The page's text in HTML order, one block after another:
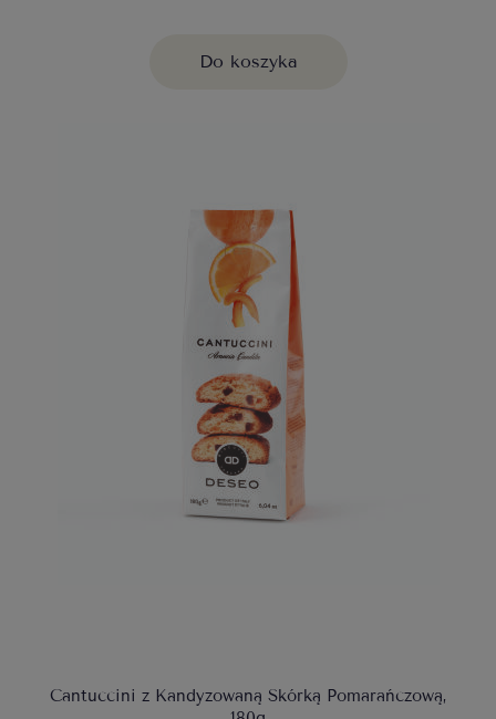
Do koszyka
Cantuccini z Kandyzowaną Skórką Pomarańczową,